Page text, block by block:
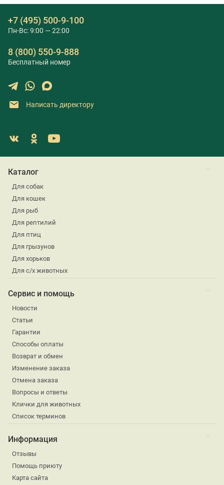
+7 (495) 500-9-100
Пн-Вс: 9:00 — 22:00
8 (800) 550-9-888
Бесплатный номер
Написать директору
Каталог
Для собак
Для кошек
Для рыб
Для рептилий
Для птиц
Для грызунов
Для хорьков
Для с/х животных
Сервис и помощь
Новости
Статьи
Гарантии
Способы оплаты
Возврат и обмен
Изменение заказа
Отмена заказа
Вопросы и ответы
Клички для животных
Список терминов
Информация
Отзывы
Помощь приюту
Карта сайта